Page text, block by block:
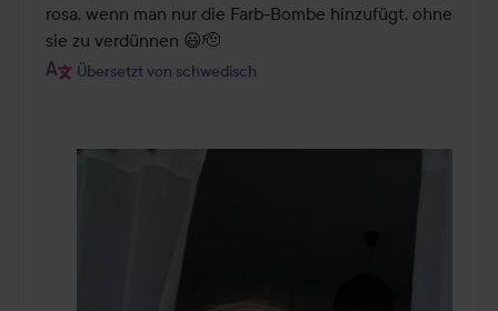
rosa, wenn man nur die Farb-Bombe hinzufügt, ohne
sie zu verdünnen 😃🫡
Übersetzt von schwedisch